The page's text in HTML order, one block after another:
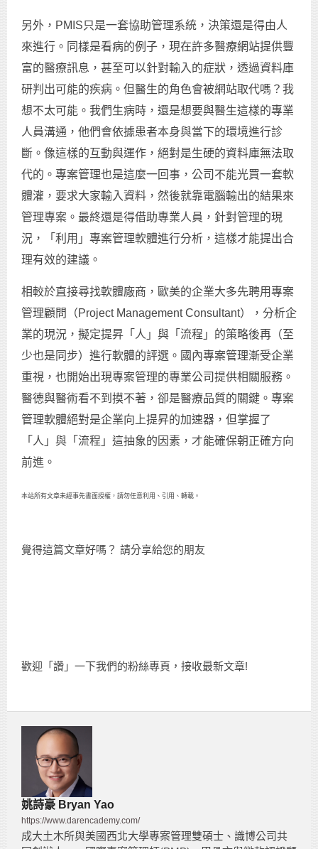
另外，PMIS只是一套協助管理系統，決策還是得由人
來進行。同樣是看病的例子，現在許多醫療網站提供豐
富的醫療訊息，甚至可以針對輸入的症狀，透過資料庫
研判出可能的疾病。但醫生的角色會被網站取代嗎？我
想不太可能。我們生病時，還是想要與醫生這樣的專業
人員溝通，他們會依據患者本身與當下的環境進行診
斷。像這樣的互動與運作，絕對是生硬的資料庫無法取
代的。專案管理也是這麼一回事，公司不能光買一套軟
體灌，要求大家輸入資料，然後就靠電腦輸出的結果來
管理專案。最終還是得借助專業人員，針對管理的現
況，「利用」專案管理軟體進行分析，這樣才能提出合
理有效的建議。
相較於直接尋找軟體廠商，歐美的企業大多先聘用專案
管理顧問（Project Management Consultant），分析企
業的現況，擬定提昇「人」與「流程」的策略後再（至
少也是同步）進行軟體的評選。國內專案管理漸受企業
重視，也開始出現專案管理的專業公司提供相關服務。
醫德與醫術看不到摸不著，卻是醫療品質的關鍵。專案
管理軟體絕對是企業向上提昇的加速器，但掌握了
「人」與「流程」這抽象的因素，才能確保朝正確方向
前進。
本站所有文章未經事先書面授權，請勿任意利用、引用、轉載。
覺得這篇文章好嗎？ 請分享給您的朋友
歡迎「讚」一下我們的粉絲專頁，接收最新文章!
姚詩豪 Bryan Yao
https://www.darencademy.com/
成大土木所與美國西北大學專案管理雙碩士、識博公司共